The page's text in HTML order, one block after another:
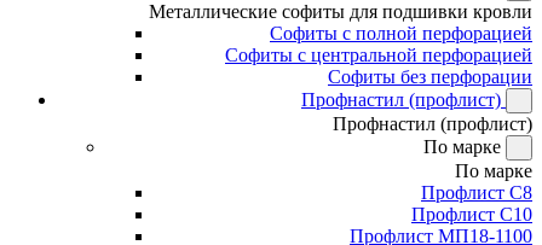
Металлические софиты для подшивки кровли
Софиты с полной перфорацией
Софиты с центральной перфорацией
Софиты без перфорации
Профнастил (профлист)
Профнастил (профлист)
По марке
По марке
Профлист С8
Профлист С10
Профлист МП18-1100